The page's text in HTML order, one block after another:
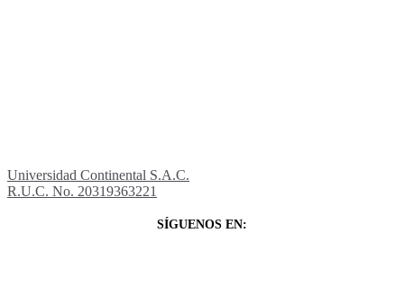
Universidad Continental S.A.C.
R.U.C. No. 20319363221
SÍGUENOS EN: